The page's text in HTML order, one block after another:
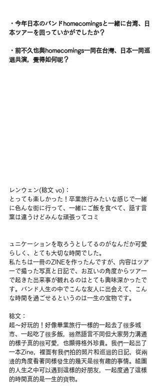
・今年日本のバンドhomecomingsと一緒に台湾、日
本ツアーを回っていかがでしたか？
・前不久也與homecomings一同在台灣、日本一同巡
迴共演，覺得如何呢？
レンウェン(稔文 vo)：
とっても楽しかった！卒業旅行みたいな感じで一緒
に色んな街に行って、一緒にご飯を食べて、話す言
葉は違うけどみんな頑張ってコミ
ュニケーションを取ろうとしてるのがなんだか可愛
らしく、とても大切な時間でした。
私たちは一冊のZINEを作ったんですが、内容はツア
ーで撮った写真と日記で、お互いの角度からツアー
で起きた出来事が観れるのはとても興味深かったで
す。バンド人生の中でこんな友人に出会えて、こん
な時間を過ごせるというのは一生の宝物です。
稔文：
超～好玩的！好像畢業旅行一樣的一起去了很多城
市、一起吃了很多飯，雖然語言不同但大家努力溝通
的樣子真的很可愛，也顯得格外珍貴。我們一起出了
一本Zine，裡面有我們拍的照片和巡迴的日記，從兩
邊的角度看著同樣發生的幾天是很有趣的事情。組團
的人生之中可以遇到這樣的好朋友，一起度過了這樣
的時間真的是一生的寶物。